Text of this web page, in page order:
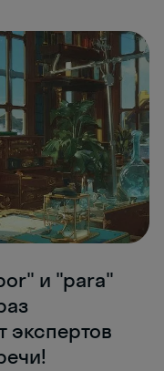
и "para"
экспертов